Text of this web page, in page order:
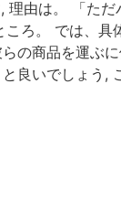
由は。 「た
ろ。 では、具
の商品を運ぶ
良いでしょう,